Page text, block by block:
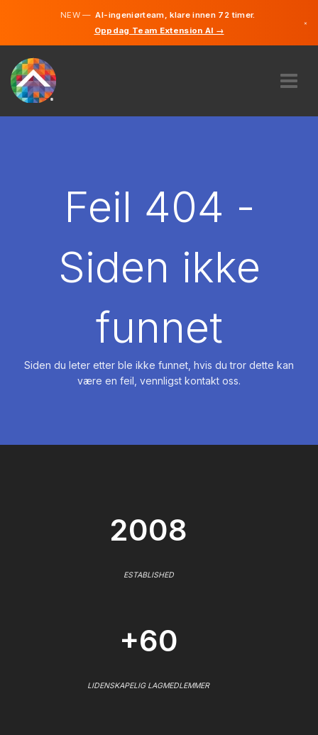
NEW —AI-ingeniørteam, klare innen 72 timer.
Oppdag Team Extension AI →
×
Feil 404 -
Siden ikke
funnet
Siden du leter etter ble ikke funnet, hvis du tror dette kan
være en feil, vennligst kontakt oss.
2008
ESTABLISHED
+60
LIDENSKAPELIG LAGMEDLEMMER